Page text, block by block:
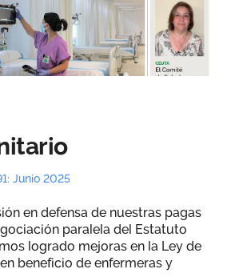
Área privada
Únete
Junio 2025
en defensa de nuestras pagas
paralela del Estatuto
logrado mejoras en la Ley de
beneficio de enfermeras y